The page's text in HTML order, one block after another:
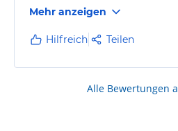
lecker , sehr viel und
die Köche und
auch sehr nett! Richtig schöner
Mehr anzeigen
Hilfreich Teilen
Alle Bewertungen